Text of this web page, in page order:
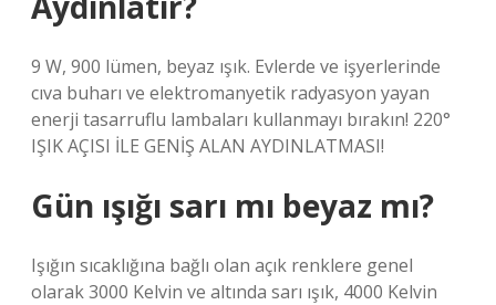
9 W, 900 lümen, beyaz ışık. Evlerde ve işyerlerinde
cıva buharı ve elektromanyetik radyasyon yayan
enerji tasarruflu lambaları kullanmayı bırakın! 220°
IŞIK AÇISI İLE GENİŞ ALAN AYDINLATMASI!
Gün ışığı sarı mı beyaz mı?
Işığın sıcaklığına bağlı olan açık renklere genel
olarak 3000 Kelvin ve altında sarı ışık, 4000 Kelvin